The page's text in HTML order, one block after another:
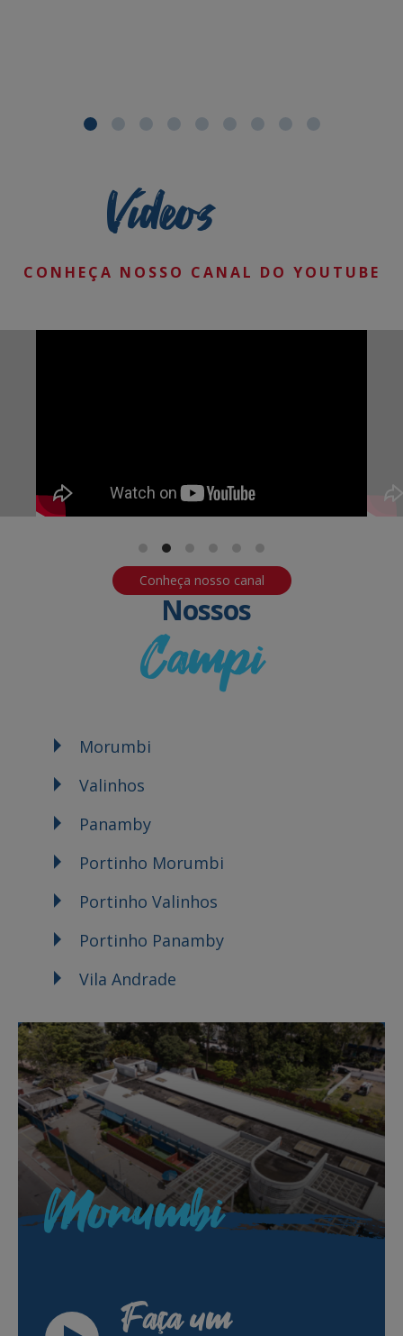
Vídeos
CONHEÇA NOSSO CANAL DO YOUTUBE
Conheça nosso canal
Nossos
Campi
Morumbi
Valinhos
Panamby
Portinho Morumbi
Portinho Valinhos
Portinho Panamby
Vila Andrade
Morumbi
Faça um